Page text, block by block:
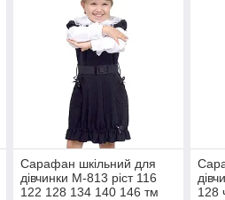
Сарафан шкільний для
дівчинки М-813 ріст 116
122 128 134 140 146 тм
128